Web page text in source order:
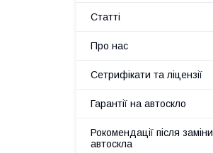
Статті
Про нас
Сетрифікати та ліцензії
Гарантії на автоскло
Рокомендації після заміни
автоскла